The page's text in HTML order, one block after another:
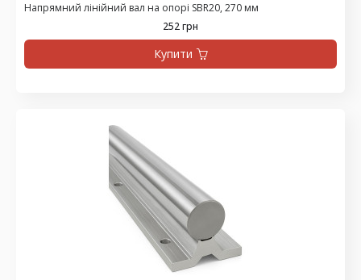
Напрямний лінійний вал на опорі SBR20, 270 мм
252 грн
Купити